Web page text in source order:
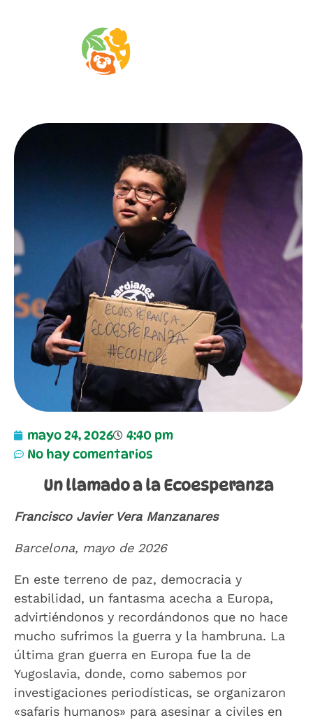
mayo 24, 2026
4:40 pm
No hay comentarios
Un llamado a la Ecoesperanza
Francisco Javier Vera Manzanares
Barcelona, mayo de 2026
En este terreno de paz, democracia y
estabilidad, un fantasma acecha a Europa,
advirtiéndonos y recordándonos que no hace
mucho sufrimos la guerra y la hambruna. La
última gran guerra en Europa fue la de
Yugoslavia, donde, como sabemos por
investigaciones periodísticas, se organizaron
«safaris humanos» para asesinar a civiles en